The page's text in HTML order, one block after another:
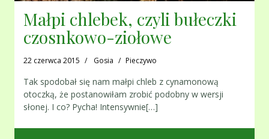
Małpi chlebek, czyli bułeczki
czosnkowo-ziołowe
22 czerwca 2015 Gosia Pieczywo
Tak spodobał się nam małpi chleb z cynamonową
otoczką, że postanowiłam zrobić podobny w wersji
słonej. I co? Pycha! Intensywnie[…]